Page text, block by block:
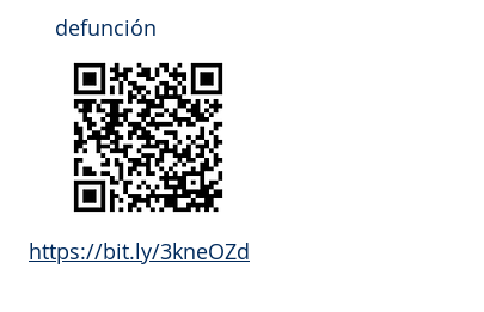
defunción
https://bit.ly/3kneOZd